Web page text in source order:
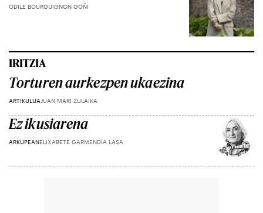
ODILE BOURGUIGNON GOÑI
IRITZIA
Torturen aurkezpen ukaezina
ARTIKULUA JUAN MARI ZULAIKA
Ez ikusiarena
ARKUPEANELIXABETE GARMENDIA LASA